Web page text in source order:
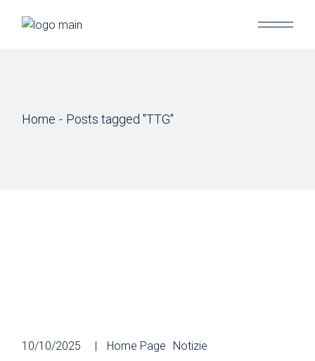
Home Posts tagged "TTG"
10/10/2025 Home Page Notizie